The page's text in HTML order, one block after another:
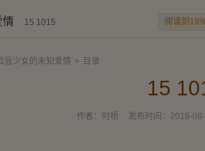
情 15 1015 阅读到
盲少女的未知爱情 > 目录
15
作者： 时梧 发布时间： 2019-